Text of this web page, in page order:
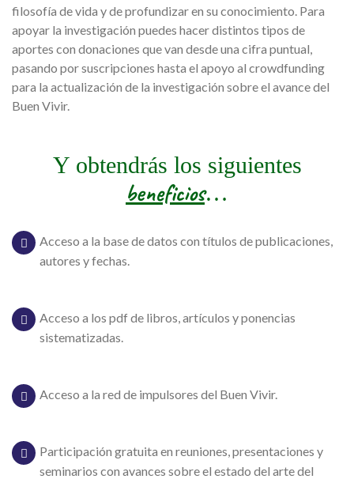
filosofía de vida y de profundizar en su conocimiento. Para
apoyar la investigación puedes hacer distintos tipos de
aportes con donaciones que van desde una cifra puntual,
pasando por suscripciones hasta el apoyo al crowdfunding
para la actualización de la investigación sobre el avance del
Buen Vivir.
Y obtendrás los siguientes
beneficios…
Acceso a la base de datos con títulos de publicaciones,
autores y fechas.
Acceso a los pdf de libros, artículos y ponencias
sistematizadas.
Acceso a la red de impulsores del Buen Vivir.
Participación gratuita en reuniones, presentaciones y
seminarios con avances sobre el estado del arte del